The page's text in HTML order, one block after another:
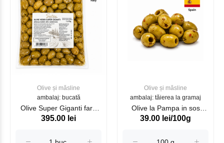
Olive și măsline
ambalaj: bucată
Olive Super Giganti fara
395.00 lei
Olive și măsline
ambalaj: tăierea la gramaj
Olive la Pampa in sos
Chimichurri
39.00 lei/100g